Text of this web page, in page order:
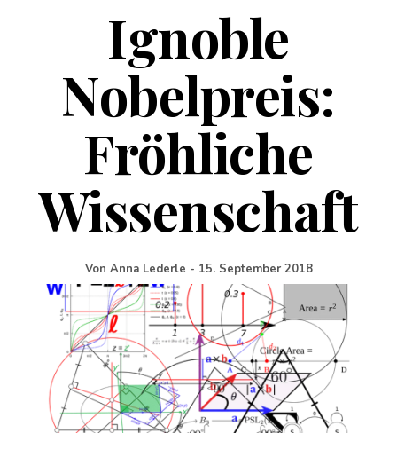
Ignoble
Nobelpreis:
Fröhliche
Wissenschaft
Von Anna Lederle - 15. September 2018